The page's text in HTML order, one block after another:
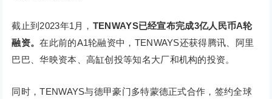
截止到2023年1月， TENWAYS已经宣布完成3亿人民币A轮
融资。在此前的A1轮融资中，TENWAYS还获得腾讯、阿里
巴巴、华映资本、高缸创投等知名大厂和机构的投资。
同时，TENWAYS与德甲豪门多特蒙德正式合作，签约全球